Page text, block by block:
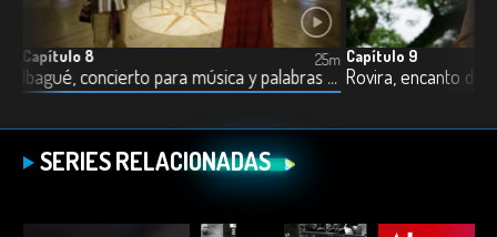
Capítulo 8
Ibagué, concierto para música y palabras – Parte II
25m Capítulo 9
Rovira, encanto de
SERIES RELACIONADAS